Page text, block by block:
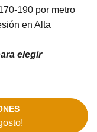
190 por metro
en Alta
elegir